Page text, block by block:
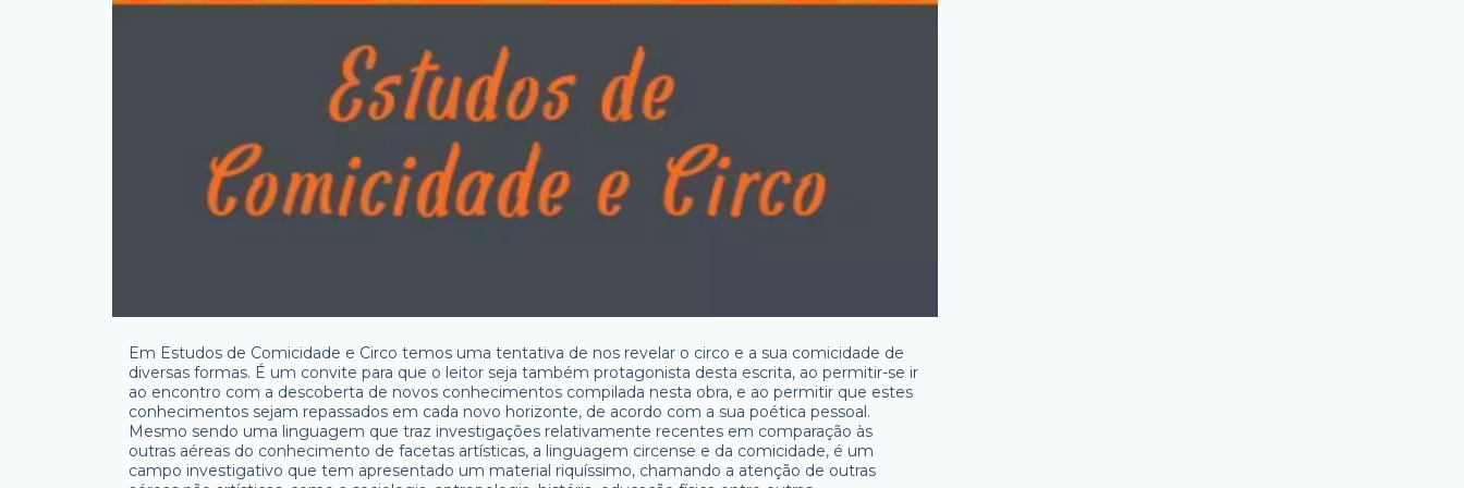
Em Estudos de Comicidade e Circo temos uma tentativa de nos revelar o circo e a sua comicidade de
diversas formas. É um convite para que o leitor seja também protagonista desta escrita, ao permitir-se ir
ao encontro com a descoberta de novos conhecimentos compilada nesta obra, e ao permitir que estes
conhecimentos sejam repassados em cada novo horizonte, de acordo com a sua poética pessoal.
Mesmo sendo uma linguagem que traz investigações relativamente recentes em comparação às
outras aéreas do conhecimento de facetas artísticas, a linguagem circense e da comicidade, é um
campo investigativo que tem apresentado um material riquíssimo, chamando a atenção de outras